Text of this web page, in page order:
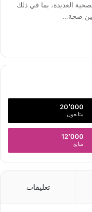
العديدة، بما في ذلك
صحة…
20٬000
متابعون
12٬000
متابع
تعليقات